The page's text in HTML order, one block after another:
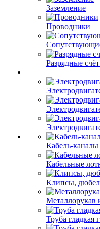
Заземление
Проводники
Разрядные
Кабель-каналы
Кабельные
Клипсы,
Металлорукав
Труба